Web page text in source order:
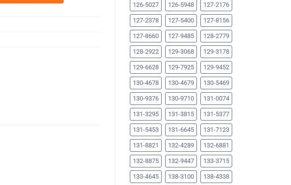
126-5027 126-5948 127-2176
127-2378 127-5400 127-8156
127-8660 127-9485 128-2779
128-2922 129-3068 129-3178
129-6628 129-7925 129-9452
130-4678 130-4679 130-5469
130-9376 130-9710 131-0074
131-3295 131-3815 131-5377
131-5453 131-6645 131-7123
131-8821 132-4289 132-6881
132-8875 132-9447 133-3715
133-4645 138-3100 138-4338